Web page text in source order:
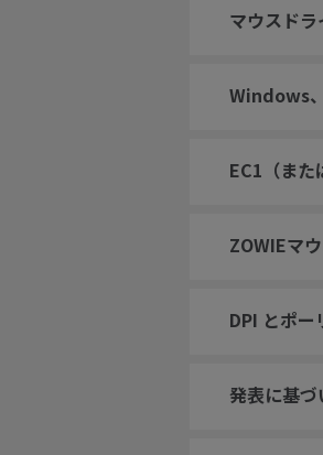
マウスド
Windows
EC1（また
ZOWIEマ
DPI とポ
発表に基